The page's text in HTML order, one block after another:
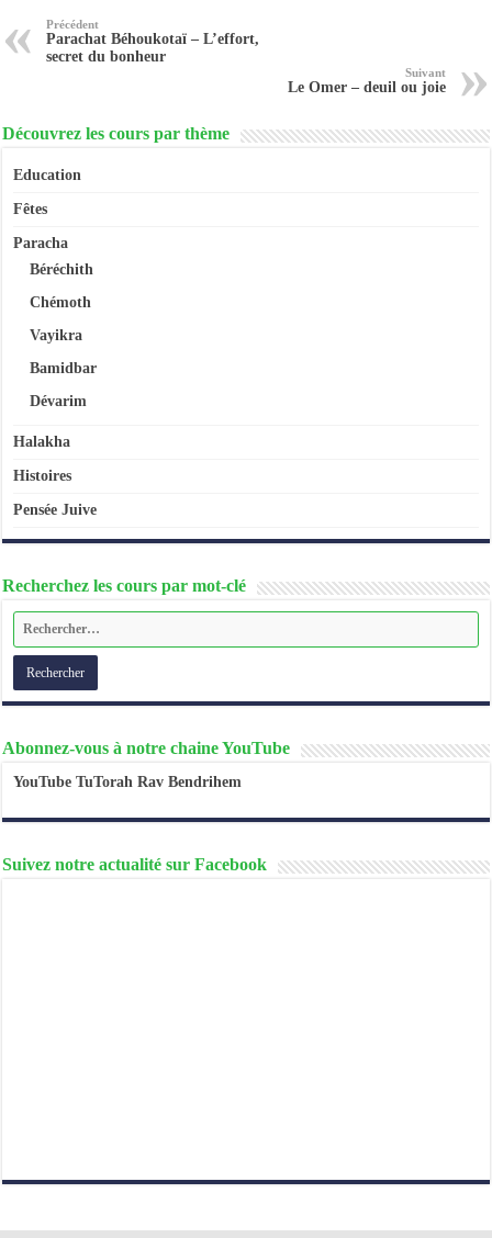
Précédent
Parachat Béhoukotaï – L’effort,
secret du bonheur
Suivant
Le Omer – deuil ou joie
Découvrez les cours par thème
Education
Fêtes
Paracha
Béréchith
Chémoth
Vayikra
Bamidbar
Dévarim
Halakha
Histoires
Pensée Juive
Recherchez les cours par mot-clé
Abonnez-vous à notre chaine YouTube
YouTube TuTorah Rav Bendrihem
Suivez notre actualité sur Facebook